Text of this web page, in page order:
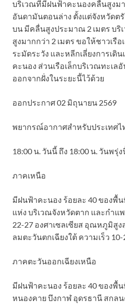
บริเวณที่มีฝนฟ้าคะนองคลื่นสูงมา
อันดามันตอนล่าง ตั้งแต่จังหวัดต
บน มีคลื่นสูงประมาณ 2 เมตร บ
สูงมากกว่า 2 เมตร ขอให้ชาวเรือ
ระมัดระวัง และหลีกเลี่ยงการเดิ
คะนอง ส่วนเรือเล็กบริเวณทะเ
ออกจากฝั่งในระยะนี้ไว้ด้วย
ออกประกาศ 02 มิถุนายน 2569
พยากรณ์อากาศสำหรับประเทศไ
18:00 น. วันนี้ ถึง 18:00 น. วันพรุ่
ภาคเหนือ
มีฝนฟ้าคะนอง ร้อยละ 40 ของพื้
แห่ง บริเวณจังหวัดตาก และกำ
22-27 องศาเซลเซียส อุณหภูมิสูง
ลมตะวันตกเฉียงใต้ ความเร็ว
ภาคตะวันออกเฉียงเหนือ
มีฝนฟ้าคะนอง ร้อยละ 40 ของพื้
หนองคาย บึงกาฬ อุดรธานี สกล